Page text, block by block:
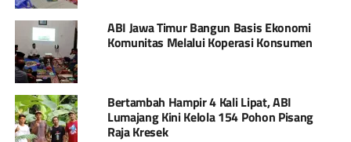
ABI Jawa Timur Bangun Basis Ekonomi
Komunitas Melalui Koperasi Konsumen
Bertambah Hampir 4 Kali Lipat, ABI
Lumajang Kini Kelola 154 Pohon Pisang
Raja Kresek